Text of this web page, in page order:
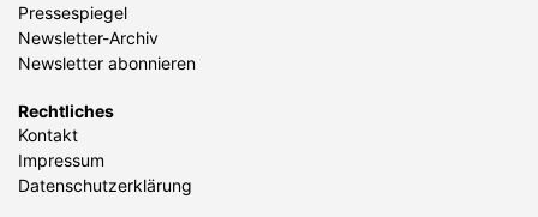
Pressespiegel
Newsletter-Archiv
Newsletter abonnieren
Rechtliches
Kontakt
Impressum
Datenschutzerklärung